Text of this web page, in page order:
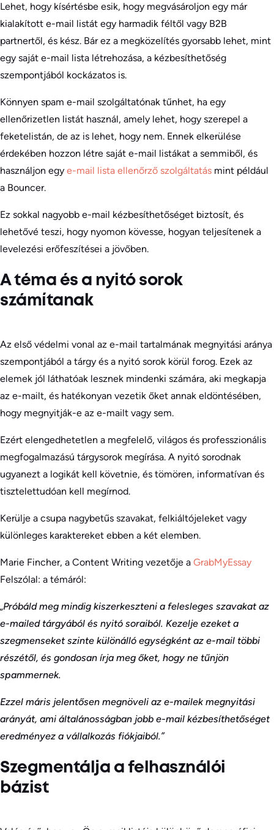
Lehet, hogy kísértésbe esik, hogy megvásároljon egy már
kialakított e-mail listát egy harmadik féltől vagy B2B
partnertől, és kész. Bár ez a megközelítés gyorsabb lehet, mint
egy saját e-mail lista létrehozása, a kézbesíthetőség
szempontjából kockázatos is.
Könnyen spam e-mail szolgáltatónak tűnhet, ha egy
ellenőrizetlen listát használ, amely lehet, hogy szerepel a
feketelistán, de az is lehet, hogy nem. Ennek elkerülése
érdekében hozzon létre saját e-mail listákat a semmiből, és
használjon egy e-mail lista ellenőrző szolgáltatás mint például
a Bouncer.
Ez sokkal nagyobb e-mail kézbesíthetőséget biztosít, és
lehetővé teszi, hogy nyomon kövesse, hogyan teljesítenek a
levelezési erőfeszítései a jövőben.
A téma és a nyitó sorok
számítanak
Az első védelmi vonal az e-mail tartalmának megnyitási aránya
szempontjából a tárgy és a nyitó sorok körül forog. Ezek az
elemek jól láthatóak lesznek mindenki számára, aki megkapja
az e-mailt, és hatékonyan vezetik őket annak eldöntésében,
hogy megnyitják-e az e-mailt vagy sem.
Ezért elengedhetetlen a megfelelő, világos és professzionális
megfogalmazású tárgysorok megírása. A nyitó sorodnak
ugyanezt a logikát kell követnie, és tömören, informatívan és
tisztelettudóan kell megírnod.
Kerülje a csupa nagybetűs szavakat, felkiáltójeleket vagy
különleges karaktereket ebben a két elemben.
Marie Fincher, a Content Writing vezetője a GrabMyEssay
Felszólal: a témáról:
„Próbáld meg mindig kiszerkeszteni a felesleges szavakat az
e-mailed tárgyából és nyitó soraiból. Kezelje ezeket a
szegmenseket szinte különálló egységként az e-mail többi
részétől, és gondosan írja meg őket, hogy ne tűnjön
spammernek.
Ezzel máris jelentősen megnöveli az e-mailek megnyitási
arányát, ami általánosságban jobb e-mail kézbesíthetőséget
eredményez a vállalkozás fiókjaiból.”
Szegmentálja a felhasználói
bázist